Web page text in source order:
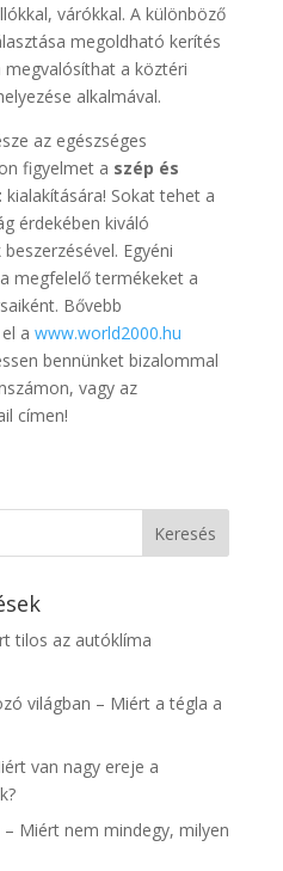
várókkal. A különböző
megoldható kerítés
a köztéri
alkalmával.
az egészséges
figyelmet a szép és
kialakítására! Sokat tehet a
érdekében kiváló
Egyéni
megfelelő termékeket a
Bővebb
a www.world2000.hu
bennünket bizalommal
vagy az
címen!
tilos az autóklíma
világban – Miért a tégla a
van nagy ereje a
Miért nem mindegy, milyen